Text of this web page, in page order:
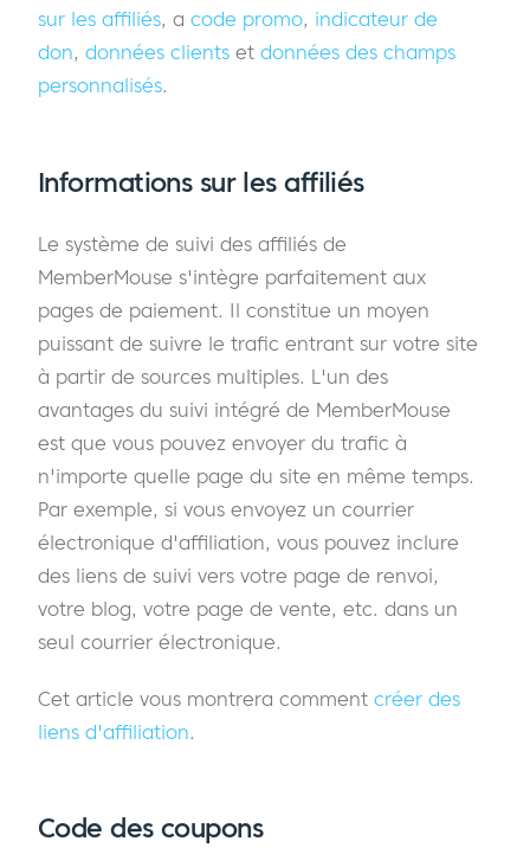
sur les affiliés, a code promo, indicateur de
don, données clients et données des champs
personnalisés.
Informations sur les affiliés
Le système de suivi des affiliés de
MemberMouse s'intègre parfaitement aux
pages de paiement. Il constitue un moyen
puissant de suivre le trafic entrant sur votre site
à partir de sources multiples. L'un des
avantages du suivi intégré de MemberMouse
est que vous pouvez envoyer du trafic à
n'importe quelle page du site en même temps.
Par exemple, si vous envoyez un courrier
électronique d'affiliation, vous pouvez inclure
des liens de suivi vers votre page de renvoi,
votre blog, votre page de vente, etc. dans un
seul courrier électronique.
Cet article vous montrera comment créer des
liens d'affiliation.
Code des coupons